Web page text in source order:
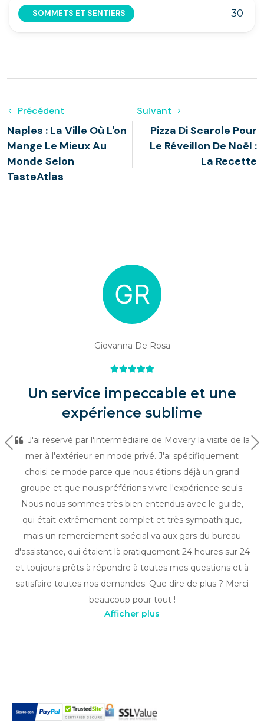
SOMMETS ET SENTIERS 30
Précédent
Naples : La Ville Où L'on
Mange Le Mieux Au
Monde Selon
TasteAtlas
Suivant
Pizza Di Scarole Pour
Le Réveillon De Noël :
La Recette
Giovanna De Rosa
Un service impeccable et une
expérience sublime
J'ai réservé par l'intermédiaire de Movery la visite de la
mer à l'extérieur en mode privé. J'ai spécifiquement
choisi ce mode parce que nous étions déjà un grand
groupe et que nous préférions vivre l'expérience seuls.
Nous nous sommes très bien entendus avec le guide,
qui était extrêmement complet et très sympathique,
mais un remerciement spécial va aux gars du bureau
d'assistance, qui étaient là pratiquement 24 heures sur 24
et toujours prêts à répondre à toutes mes questions et à
satisfaire toutes nos demandes. Que dire de plus ? Merci
beaucoup pour tout !
Précédent
Afficher plus